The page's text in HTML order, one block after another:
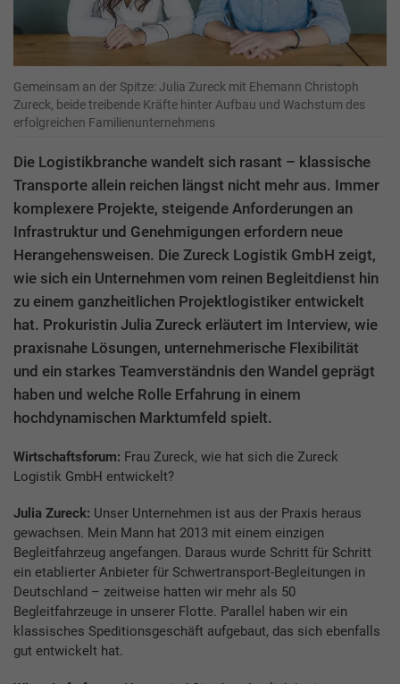
Gemeinsam an der Spitze: Julia Zureck mit Ehemann Christoph
Zureck, beide treibende Kräfte hinter Aufbau und Wachstum des
erfolgreichen Familienunternehmens
Die Logistikbranche wandelt sich rasant – klassische
Transporte allein reichen längst nicht mehr aus. Immer
komplexere Projekte, steigende Anforderungen an
Infrastruktur und Genehmigungen erfordern neue
Herangehensweisen. Die Zureck Logistik GmbH zeigt,
wie sich ein Unternehmen vom reinen Begleitdienst hin
zu einem ganzheitlichen Projektlogistiker entwickelt
hat. Prokuristin Julia Zureck erläutert im Interview, wie
praxisnahe Lösungen, unternehmerische Flexibilität
und ein starkes Teamverständnis den Wandel geprägt
haben und welche Rolle Erfahrung in einem
hochdynamischen Marktumfeld spielt.
Wirtschaftsforum: Frau Zureck, wie hat sich die Zureck
Logistik GmbH entwickelt?
Julia Zureck: Unser Unternehmen ist aus der Praxis heraus
gewachsen. Mein Mann hat 2013 mit einem einzigen
Begleitfahrzeug angefangen. Daraus wurde Schritt für Schritt
ein etablierter Anbieter für Schwertransport-Begleitungen in
Deutschland – zeitweise hatten wir mehr als 50
Begleitfahrzeuge in unserer Flotte. Parallel haben wir ein
klassisches Speditionsgeschäft aufgebaut, das sich ebenfalls
gut entwickelt hat.